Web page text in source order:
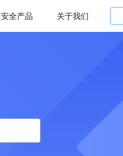
安全产品 关于我们